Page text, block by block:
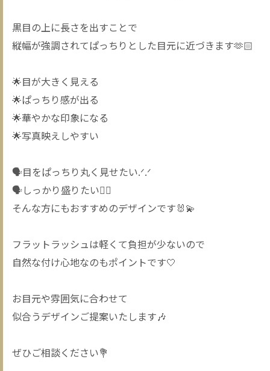
黒目の上に長さを出すことで
縦幅が強調されてぱっちりとした目元に近づきます🫶🏻
🌟目が大きく見える
🌟ぱっちり感が出る
🌟華やかな印象になる
🌟写真映えしやすい
🗣️目をぱっちり丸く見せたい.ᐟ.ᐟ
🗣️しっかり盛りたい❤️‍🔥
そんな方にもおすすめのデザインです🐰💫
フラットラッシュは軽くて負担が少ないので
自然な付け心地なのもポイントです🤍
お目元や雰囲気に合わせて
似合うデザインご提案いたします🎶
ぜひご相談ください💐